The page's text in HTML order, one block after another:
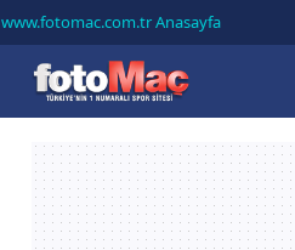
www.fotomac.com.tr Anasayfa